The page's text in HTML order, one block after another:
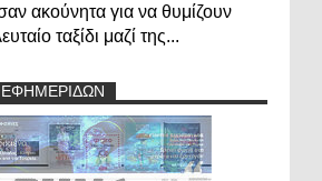
ακούνητα για να θυμίζουν
ταξίδι μαζί της...